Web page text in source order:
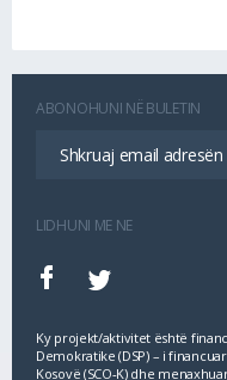
ABONOHUNI NË BULETIN
LIDHUNI ME NE
Ky projekt/aktivitet është
Demokratike (DSP) – i
Kosovë (SCO‐K) dhe